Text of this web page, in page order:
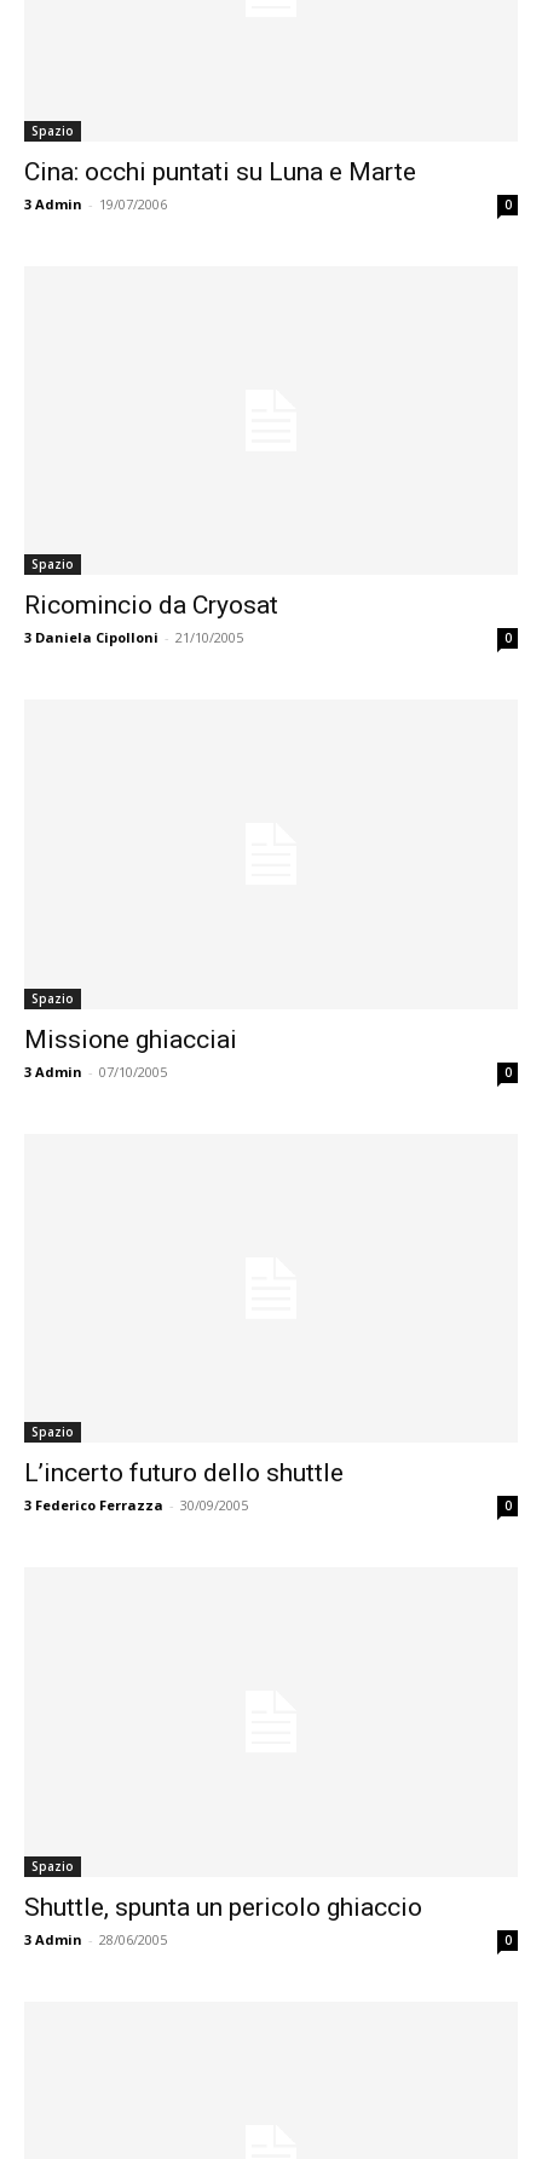
Spazio
Cina: occhi puntati su Luna e Marte
3 Admin - 19/07/2006 0
Spazio
Ricomincio da Cryosat
3 Daniela Cipolloni - 21/10/2005 0
Spazio
Missione ghiacciai
3 Admin - 07/10/2005 0
Spazio
L’incerto futuro dello shuttle
3 Federico Ferrazza - 30/09/2005 0
Spazio
Shuttle, spunta un pericolo ghiaccio
3 Admin - 28/06/2005 0